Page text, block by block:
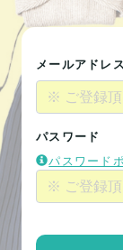
メールアドレス
パスワード
パスワード